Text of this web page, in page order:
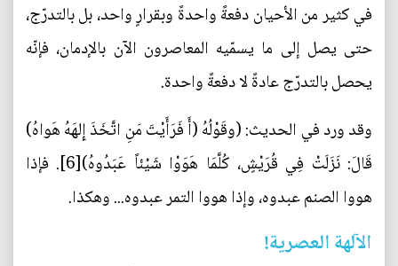
في كثير من الأحيان دفعةً واحدةً وبقرارٍ واحد، بل بالتدرّج،
حتى يصل إلى ما يسمّيه المعاصرون الآن بالإدمان، فإنّه
يحصل بالتدرّج عادةً لا دفعةً واحدة.
وقد ورد في الحديث: (وقَوْلُهُ (أَ فَرَأَيْتَ مَنِ اتَّخَذَ إِلهَهُ هَواهُ)
قَالَ: نَزَلَتْ فِي قُرَيْشٍ، كُلَّمَا هَوَوْا شَيْئاً عَبَدُوهُ)[6]. فإذا
هووا الصنم عبدوه، وإذا هووا التمر عبدوه... وهكذا.
الآلهة العصرية!